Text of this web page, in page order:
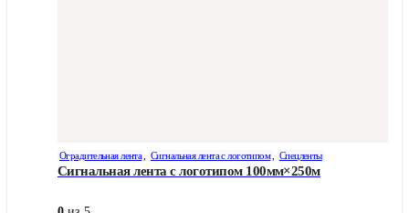
Оградительная лента, Сигнальная лента с логотипом, Спецленты
Сигнальная лента с логотипом 100мм×250м